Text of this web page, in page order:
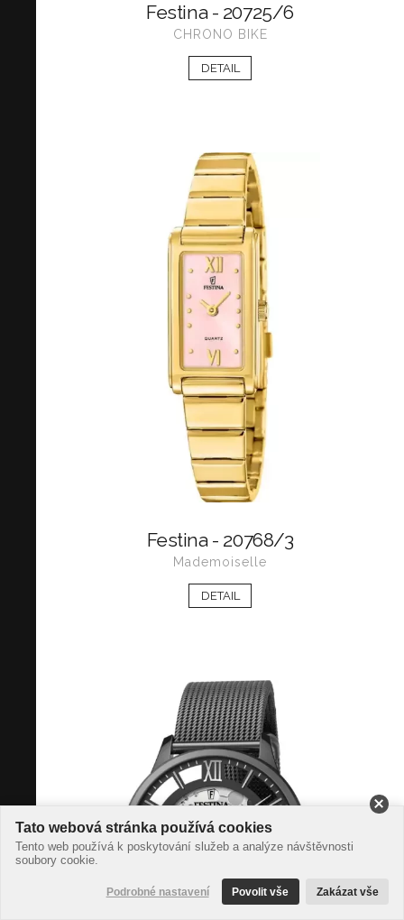
Festina - 20725/6
CHRONO BIKE
DETAIL
Festina - 20768/3
Mademoiselle
DETAIL
Tato webová stránka používá cookies
Tento web používá k poskytování služeb a analýze návštěvnosti
soubory cookie.
Podrobné nastavení Povolit vše Zakázat vše